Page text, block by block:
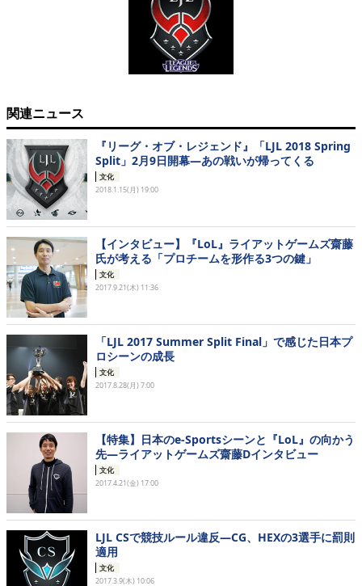
関連ニュース
『リーグ・オブ・レジェンド』「LJL 2018 Spring
Split」2月9日開幕―あの戦いが帰ってくる
文化
2018.1.15(月) 19:00
【インタビュー】『LoL』ライアットゲームズ齋藤
氏が考える「プロチームを形作る3つの鍵」
文化
2017.9.21(木) 11:36
「LJL 2017 Summer Split Final」で感じた日本プ
ロシーンの成長
文化
2017.8.28(月) 7:00
【特集】日本のe-Sportsシーンと『LoL』の向かう
先―ライアットゲームズ齋藤Dインタビュー
文化
2017.4.21(金) 17:00
LJL CSで競技ルール違反―CG、HEXの3選手に罰則
適用
文化
2017.3.9(木) 10:06